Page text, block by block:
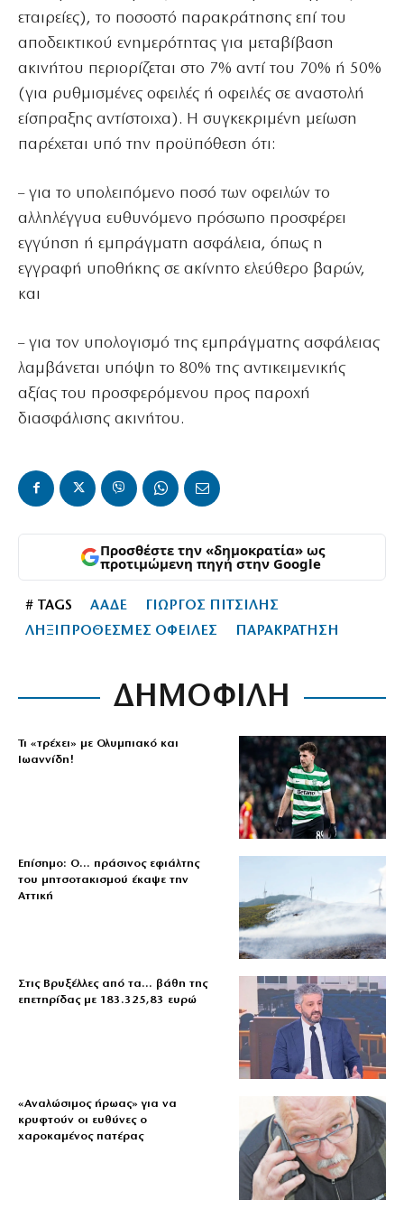
εταιρείες), το ποσοστό παρακράτησης επί του
αποδεικτικού ενημερότητας για μεταβίβαση
ακινήτου περιορίζεται στο 7% αντί του 70% ή 50%
(για ρυθμισμένες οφειλές ή οφειλές σε αναστολή
είσπραξης αντίστοιχα). Η συγκεκριμένη μείωση
παρέχεται υπό την προϋπόθεση ότι:
– για το υπολειπόμενο ποσό των οφειλών το
αλληλέγγυα ευθυνόμενο πρόσωπο προσφέρει
εγγύηση ή εμπράγματη ασφάλεια, όπως η
εγγραφή υποθήκης σε ακίνητο ελεύθερο βαρών,
και
– για τον υπολογισμό της εμπράγματης ασφάλειας
λαμβάνεται υπόψη το 80% της αντικειμενικής
αξίας του προσφερόμενου προς παροχή
διασφάλισης ακινήτου.
Προσθέστε την «δημοκρατία» ως
προτιμώμενη πηγή στην Google
# TAGS ΑΑΔΕ
ΓΙΩΡΓΟΣ ΠΙΤΣΙΛΗΣ
ΛΗΞΙΠΡΟΘΕΣΜΕΣ ΟΦΕΙΛΕΣ
ΠΑΡΑΚΡΑΤΗΣΗ
ΔΗΜΟΦΙΛΗ
Τι «τρέχει» με Ολυμπιακό και
Ιωαννίδη!
Επίσημο: Ο… πράσινος εφιάλτης
του μητσοτακισμού έκαψε την
Αττική
Στις Βρυξέλλες από τα… βάθη της
επετηρίδας με 183.325,83 ευρώ
«Aναλώσιμος ήρωας» για να
κρυφτούν οι ευθύνες ο
χαροκαμένος πατέρας